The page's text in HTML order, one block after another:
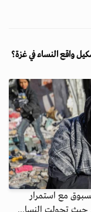
واقع النساء في غزة؟
مع استمرار